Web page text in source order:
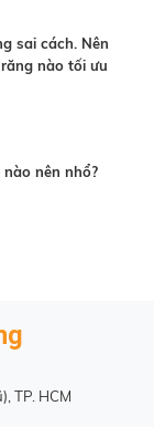
sai cách. Nên
nào tối ưu
nên nhổ?
TP. HCM